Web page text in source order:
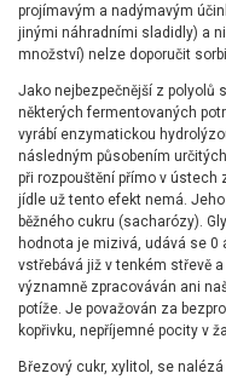
projímavým a nadýmavým
jinými náhradními sladidly) a
množství) nelze doporučit
Jako nejbezpečnější z polyolů
některých fermentovaných
vyrábí enzymatickou
následným působením
při rozpouštění přímo v
jídle už tento efekt nemá.
běžného cukru (sacharózy).
hodnota je mizivá, udává se 0
vstřebává již v tenkém střevě
významně zpracováván ani
potíže. Je považován za
kopřivku, nepříjemné pocity v
Březový cukr, xylitol, se